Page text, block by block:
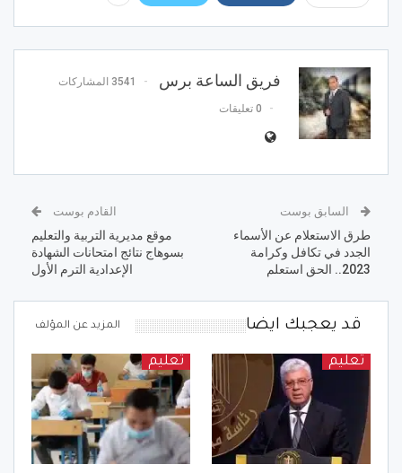
فريق الساعة برس 3541 المشاركات
0 تعليقات
السابق بوست
طرق الاستعلام عن الأسماء
الجدد في تكافل وكرامة
2023.. الحق استعلم
القادم بوست
موقع مديرية التربية والتعليم
بسوهاج نتائج امتحانات الشهادة
الإعدادية الترم الأول
قد يعجبك ايضا المزيد عن المؤلف
تعليم تعليم